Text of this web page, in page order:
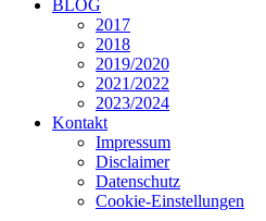
BLOG
2017
2018
2019/2020
2021/2022
2023/2024
Kontakt
Impressum
Disclaimer
Datenschutz
Cookie-Einstellungen